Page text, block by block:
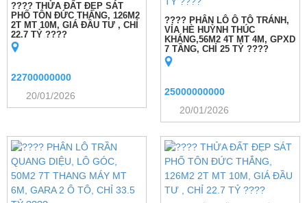
???? THỬA ĐẤT ĐẸP SÁT
PHỐ TÔN ĐỨC THẮNG, 126M2
2T MT 10M, GIÁ ĐẦU TƯ , CHỈ
22.7 TỶ ????
22700000000
20/01/2026
???? PHÂN LÔ Ô TÔ TRÁNH,
VỈA HÈ HUỲNH THÚC
KHÁNG,56M2 4T MT 4M, GPXD
7 TẦNG, CHỈ 25 TỶ ????
25000000000
20/01/2026